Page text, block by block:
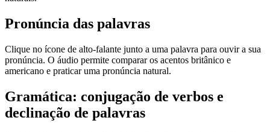
Pronúncia das palavras
Clique no ícone de alto-falante junto a uma palavra para ouvir a sua
pronúncia. O áudio permite comparar os acentos britânico e
americano e praticar uma pronúncia natural.
Gramática: conjugação de verbos e
declinação de palavras